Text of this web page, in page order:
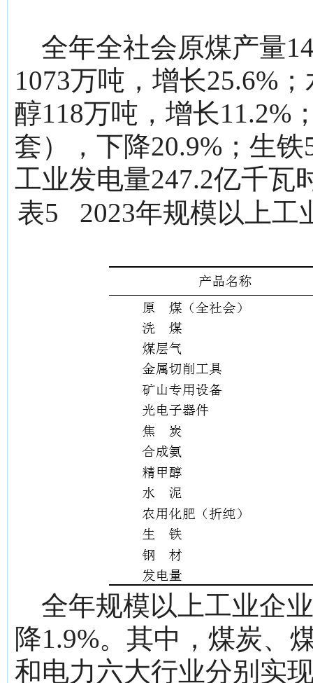
全年全社会原煤产量
1073万吨，增长25.6%
醇118万吨，增长11.2%
套），下降20.9%；生
工业发电量247.2亿千瓦
表5 2023年规模以上工
全年规模以上工业企
降1.9%。其中，煤炭、
和电力六大行业分别实